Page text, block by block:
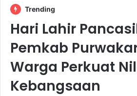
Trending
Hari Lahir
Pemkab
Warga Perkuat
Kebangsaan